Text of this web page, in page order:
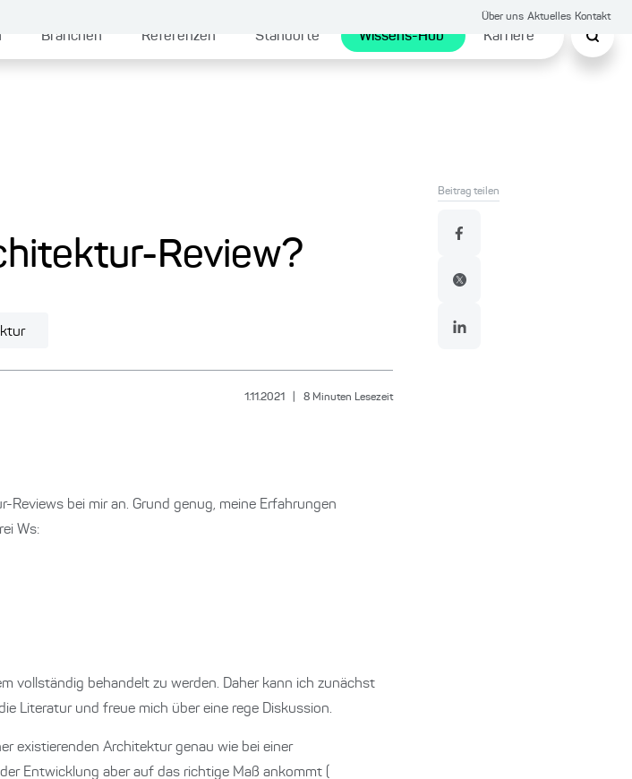
Über uns Aktuelles Kontakt
Branchen Referenzen Standorte Wissens-Hub Karriere
Review?
1.11.2021 8 Minuten Lesezeit
bei mir an. Grund genug, meine Erfahrungen
Ws:
vollständig behandelt zu werden. Daher kann ich zunächst
Literatur und freue mich über eine rege Diskussion.
existierenden Architektur genau wie bei einer
Entwicklung aber auf das richtige Maß ankommt (
Beitrag teilen